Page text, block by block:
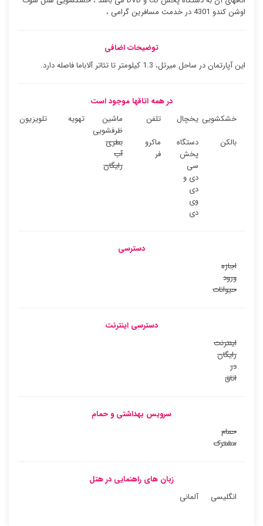
اوشن کندو 4301 در خدمت مسافرین گرامی ،
توضیحات اضافی
این آپارتمان در ساحل میرتل، 1.3 کیلومتر تا تئاتر آلاباما فاصله دارد.
در همه اتاقها موجود است
خشکشویی یخچال تلفن
ماشین
ظرفشویی
تهویه
تلویزیون
بالکن
دستگاه
پخش
سی
دی و
دی
وی
دی
ماکرو
فر
بطری
آب
رایگان
دسترسی
اجازه
ورود
حیوانات
دسترسی اینترنت
اینترنت
رایگان
در
اتاق
سرویس بهداشتی و حمام
حمام
مشترک
زبان های راهنمایی در هتل
انگلیسی
آلمانی